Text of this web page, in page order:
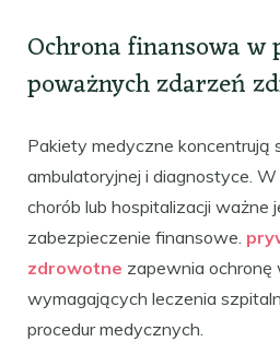
Ochrona finansowa
poważnych zdarzeń
Pakiety medyczne koncentrują
ambulatoryjnej i diagnostyce.
chorób lub hospitalizacji ważne
zabezpieczenie finansowe.
zdrowotne zapewnia ochronę
wymagających leczenia
procedur medycznych.